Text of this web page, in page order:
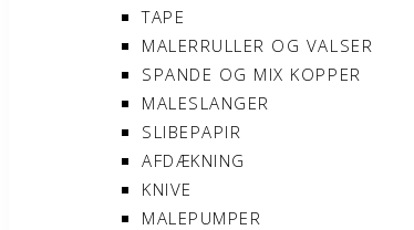
TAPE
MALERRULLER OG VALSER
SPANDE OG MIX KOPPER
MALESLANGER
SLIBEPAPIR
AFDÆKNING
KNIVE
MALEPUMPER